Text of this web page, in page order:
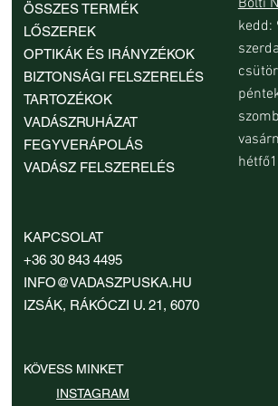
Beretta MicroCore Caccia-Field 15 mm
tusatalp
Ár10 600 Ft
Beretta MicroCore Skeet Sporting 13 mm
tusatalp
Ár10 600 Ft
Beretta MicroCore Skeet Sporting 28 mm
tusatalp
Ár10 600 Ft
Parforce Active Rominten WP Sympatex
női vadászbakancs
Ár49 900 Ft
InfiRay Mate MAL38 hőkamera előtét
Ár449 900 Ft
HIKMICRO Lynx LQ35L 3.0 kézi hőkamera
kereső lézeres távolságmérővel
Ár692 900 Ft
HIKMICRO Habrok Pro HX60LS hőkamera
binokulár
Ár2 261 900 Ft
ÖSSZES TERMÉK
LŐSZEREK
OPTIKÁK ÉS IRÁNYZÉKOK
BIZTONSÁGI FELSZERELÉS
TARTOZÉKOK
VADÁSZRUHÁZAT
FEGYVERÁPOLÁS
VADÁSZ FELSZERELÉS
KÖVESS MINKET
INSTAGRAM
KAPCSOLAT
+36 30 843 4495
INFO@VADASZPUSKA.HU
IZSÁK, RÁKÓCZI U. 21, 6070
kedd: